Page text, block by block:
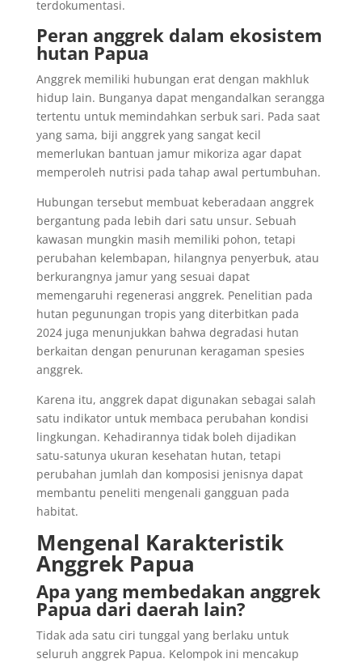
terdokumentasi.
Peran anggrek dalam ekosistem
hutan Papua
Anggrek memiliki hubungan erat dengan makhluk
hidup lain. Bunganya dapat mengandalkan serangga
tertentu untuk memindahkan serbuk sari. Pada saat
yang sama, biji anggrek yang sangat kecil
memerlukan bantuan jamur mikoriza agar dapat
memperoleh nutrisi pada tahap awal pertumbuhan.
Hubungan tersebut membuat keberadaan anggrek
bergantung pada lebih dari satu unsur. Sebuah
kawasan mungkin masih memiliki pohon, tetapi
perubahan kelembapan, hilangnya penyerbuk, atau
berkurangnya jamur yang sesuai dapat
memengaruhi regenerasi anggrek. Penelitian pada
hutan pegunungan tropis yang diterbitkan pada
2024 juga menunjukkan bahwa degradasi hutan
berkaitan dengan penurunan keragaman spesies
anggrek.
Karena itu, anggrek dapat digunakan sebagai salah
satu indikator untuk membaca perubahan kondisi
lingkungan. Kehadirannya tidak boleh dijadikan
satu-satunya ukuran kesehatan hutan, tetapi
perubahan jumlah dan komposisi jenisnya dapat
membantu peneliti mengenali gangguan pada
habitat.
Mengenal Karakteristik
Anggrek Papua
Apa yang membedakan anggrek
Papua dari daerah lain?
Tidak ada satu ciri tunggal yang berlaku untuk
seluruh anggrek Papua. Kelompok ini mencakup